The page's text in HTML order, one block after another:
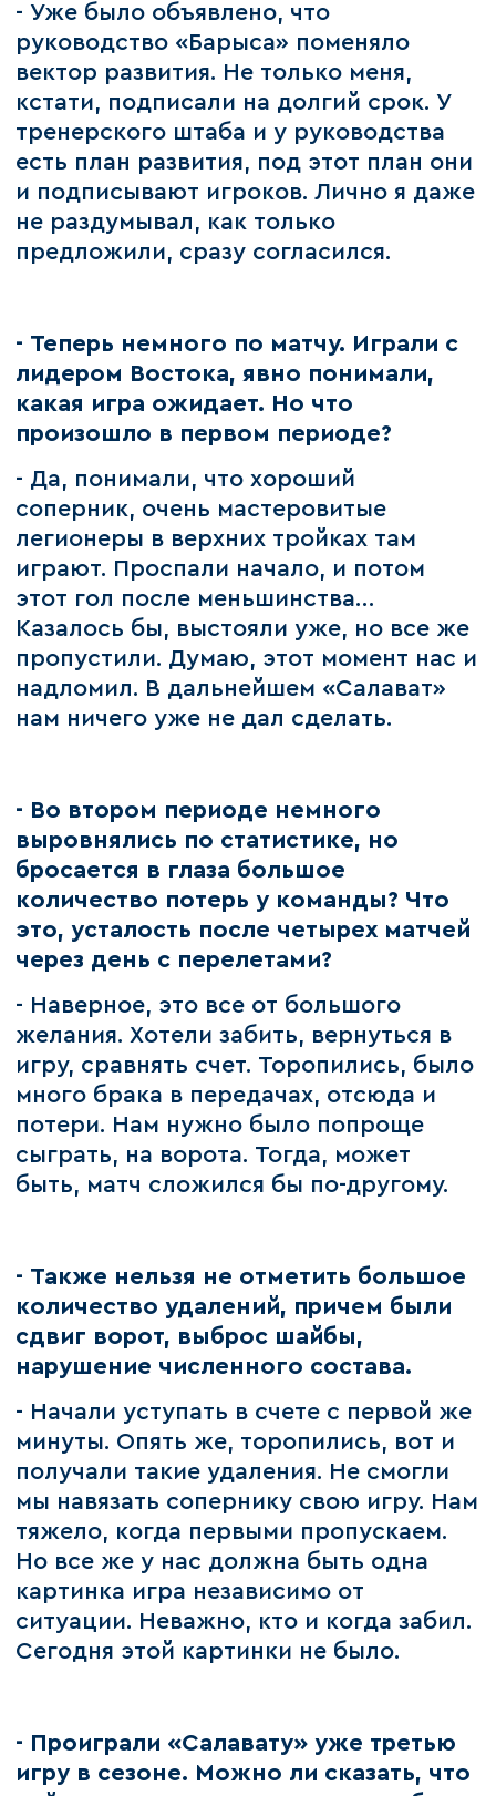
- Уже было объявлено, что
руководство «Барыса» поменяло
вектор развития. Не только меня,
кстати, подписали на долгий срок. У
тренерского штаба и у руководства
есть план развития, под этот план они
и подписывают игроков. Лично я даже
не раздумывал, как только
предложили, сразу согласился.
- Теперь немного по матчу. Играли с
лидером Востока, явно понимали,
какая игра ожидает. Но что
произошло в первом периоде?
- Да, понимали, что хороший
соперник, очень мастеровитые
легионеры в верхних тройках там
играют. Проспали начало, и потом
этот гол после меньшинства…
Казалось бы, выстояли уже, но все же
пропустили. Думаю, этот момент нас и
надломил. В дальнейшем «Салават»
нам ничего уже не дал сделать.
- Во втором периоде немного
выровнялись по статистике, но
бросается в глаза большое
количество потерь у команды? Что
это, усталость после четырех матчей
через день с перелетами?
- Наверное, это все от большого
желания. Хотели забить, вернуться в
игру, сравнять счет. Торопились, было
много брака в передачах, отсюда и
потери. Нам нужно было попроще
сыграть, на ворота. Тогда, может
быть, матч сложился бы по-другому.
- Также нельзя не отметить большое
количество удалений, причем были
сдвиг ворот, выброс шайбы,
нарушение численного состава.
- Начали уступать в счете с первой же
минуты. Опять же, торопились, вот и
получали такие удаления. Не смогли
мы навязать сопернику свою игру. Нам
тяжело, когда первыми пропускаем.
Но все же у нас должна быть одна
картинка игра независимо от
ситуации. Неважно, кто и когда забил.
Сегодня этой картинки не было.
- Проиграли «Салавату» уже третью
игру в сезоне. Можно ли сказать, что